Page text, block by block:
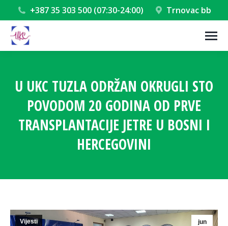
+387 35 303 500 (07:30-24:00) Trnovac bb
U UKC TUZLA ODRŽAN OKRUGLI STO
POVODOM 20 GODINA OD PRVE
TRANSPLANTACIJE JETRE U BOSNI I
HERCEGOVINI
jun
Vijesti